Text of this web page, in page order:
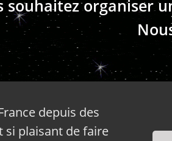
souhaitez organiser
depuis des
si plaisant de faire